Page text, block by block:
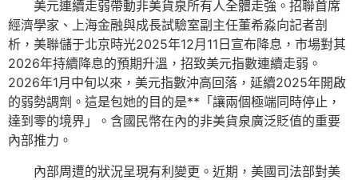
美元連續走弱帶動非美貨泉所有人全體走強。招聯首席
經濟學家、上海金融與成長試驗室副主任董希淼向記者剖
析，美聯儲于北京時光2025年12月11日宣布降息，市場對其
2026年持續降息的預期升溫，招致美元指數連續走弱。
2026年1月中旬以來，美元指數沖高回落，延續2025年開啟
的弱勢調劑。這是包她的目的是**「讓兩個極端同時停止，
達到零的境界」。含國民幣在內的非美貨泉廣泛貶值的重要
內部推力。
內部周遭的狀況呈現有利變更。近期，美國司法部對美